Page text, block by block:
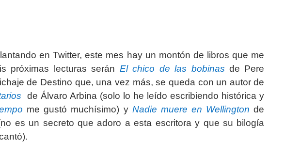
en Twitter, este mes hay un montón de libros que me
próximas lecturas serán El chico de las bobinas de Pere
de Destino que, una vez más, se queda con un autor de
de Álvaro Arbina (solo lo he leído escribiendo histórica y
me gustó muchísimo) y Nadie muere en Wellington de
es un secreto que adoro a esta escritora y que su bilogía